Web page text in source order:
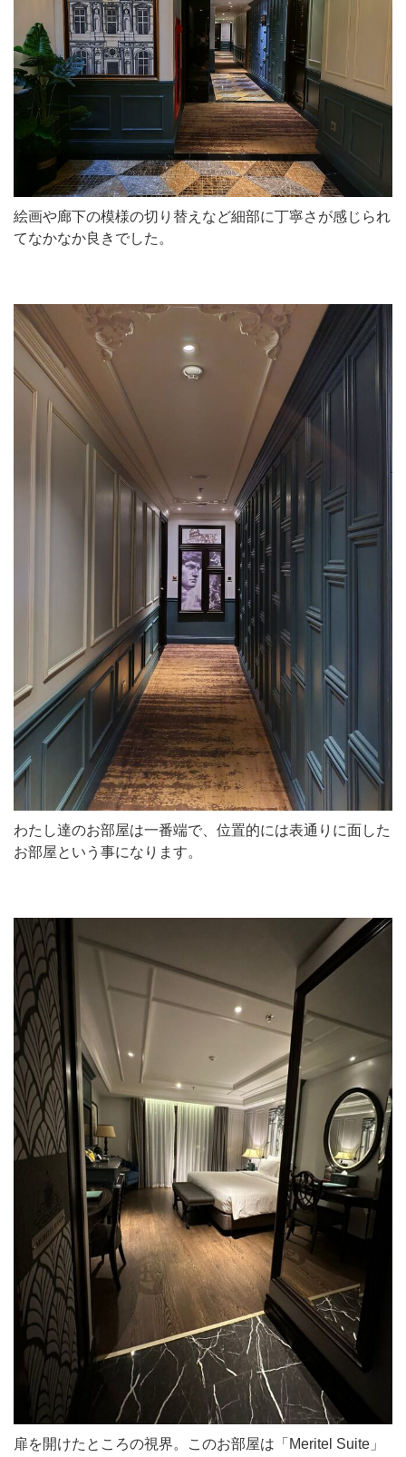
絵画や廊下の模様の切り替えなど細部に丁寧さが感じられ
てなかなか良きでした。
わたし達のお部屋は一番端で、位置的には表通りに面した
お部屋という事になります。
扉を開けたところの視界。このお部屋は「Meritel Suite」